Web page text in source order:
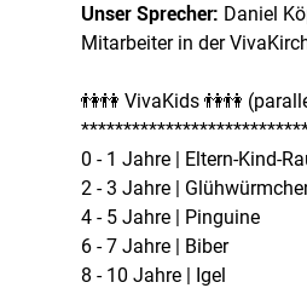
Unser Sprecher: Daniel
Mitarbeiter in der
👫👫 VivaKids 👫👫
0 - 1 Jahre | Eltern-Kind-
2 - 3 Jahre |
4 - 5 Jahre | Pinguine
6 - 7 Jahre | Biber
8 - 10 Jahre | Igel